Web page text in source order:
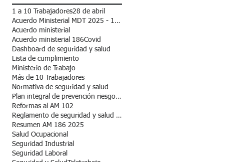
1 a 10 Trabajadores28 de abril
Acuerdo Ministerial MDT 2025 - 102
Acuerdo ministerial
Acuerdo ministerial 186Covid
Dashboard de seguridad y salud
Lista de cumplimiento
Ministerio de Trabajo
Más de 10 Trabajadores
Normativa de seguridad y salud
Plan integral de prevención riesgos laborales.
Reformas al AM 102
Reglamento de seguridad y salud en el trabajo
Resumen AM 186 2025
Salud Ocupacional
Seguridad Industrial
Seguridad Laboral